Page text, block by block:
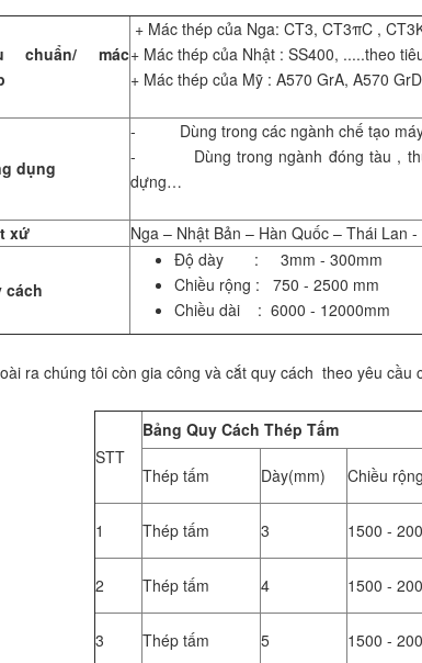
chuẩn/ mác
+ Mác thép của Nga: CT3, CT3πC ,
+ Mác thép của Nhật : SS400, .....theo
+ Mác thép của Mỹ : A570 GrA, A570
dụng
- Dùng trong các ngành chế tạo máy
- Dùng trong ngành đóng tàu ,
dựng…
xứ Nga – Nhật Bản – Hàn Quốc – Thái Lan -
cách
Độ dày : 3mm - 300mm
Chiều rộng : 750 - 2500 mm
Chiều dài : 6000 - 12000mm
ra chúng tôi còn gia công và cắt quy cách theo yêu cầu
STT
Bảng Quy Cách Thép Tấm
Thép tấm Dày(mm) Chiều
1 Thép tấm 3 1500 -
2 Thép tấm 4 1500 -
3 Thép tấm 5 1500 -